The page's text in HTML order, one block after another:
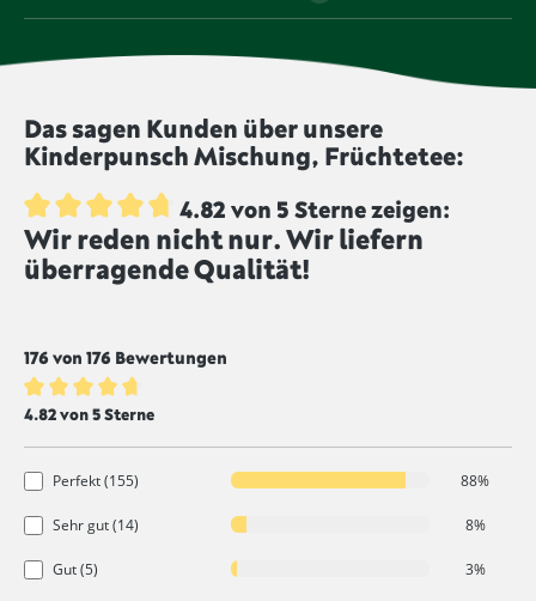
Nummern E 620 bzw. E 621 gekennzeichnet sind.
bestrahlt werden. Produkte mit diesem Symbol
wurden nicht bestrahlt und werden von uns
geschwefelt, um die Haltbarkeit zu verlängern und
dem Produkt eine intensivere Farbe zu geben.
gekennzeichnet sind, werden ungeschwefelt
produziert.
Das sagen Kunden über unsere
Kinderpunsch Mischung, Früchtetee:
Durchschnittliche Bewertung von 4.8 von 5 Sternen
4.82 von 5 Sterne zeigen:
Wir reden nicht nur. Wir liefern
überragende Qualität!
176 von 176 Bewertungen
Durchschnittliche Bewertung von 4.8 von 5 Sternen
4.82 von 5 Sterne
Perfekt (155) 88%
Sehr gut (14) 8%
Gut (5) 3%